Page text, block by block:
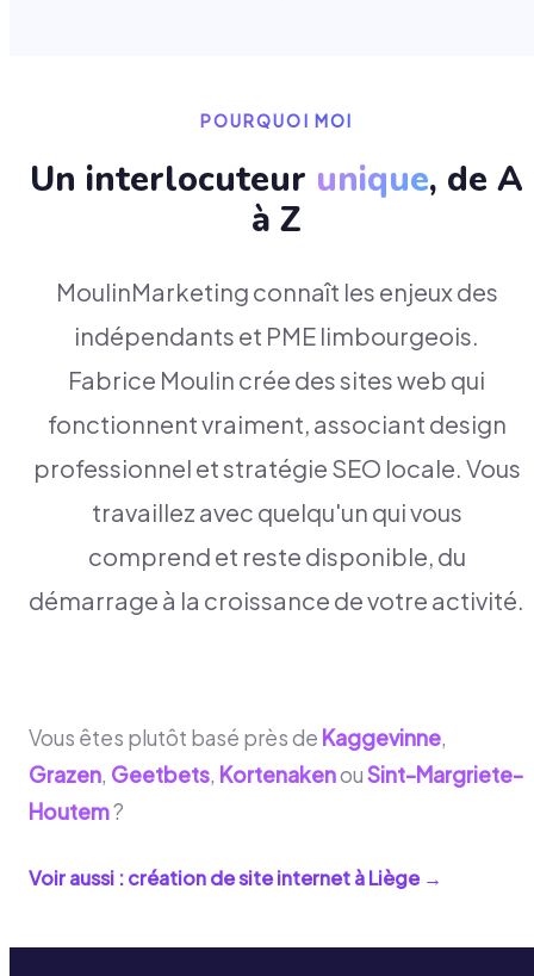
POURQUOI MOI
Un interlocuteur unique, de A
à Z
MoulinMarketing connaît les enjeux des
indépendants et PME limbourgeois.
Fabrice Moulin crée des sites web qui
fonctionnent vraiment, associant design
professionnel et stratégie SEO locale. Vous
travaillez avec quelqu'un qui vous
comprend et reste disponible, du
démarrage à la croissance de votre activité.
Vous êtes plutôt basé près de Kaggevinne,
Grazen, Geetbets, KortenakenouSint-Margriete-
Houtem?
Voir aussi : création de site internet àLiège→